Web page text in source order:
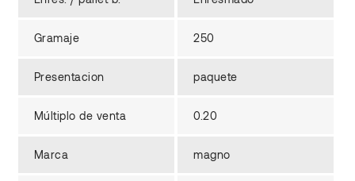
Gramaje 250
Presentacion paquete
Múltiplo de venta 0.20
Marca magno